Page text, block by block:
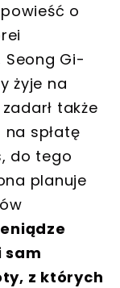
o
Seong Gi-
żyje na
także
spłatę
do tego
planuje
sam
z których